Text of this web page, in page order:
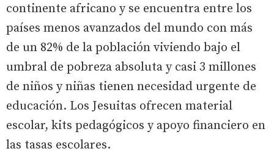
continente africano y se encuentra entre los
países menos avanzados del mundo con más
de un 82% de la población viviendo bajo el
umbral de pobreza absoluta y casi 3 millones
de niños y niñas tienen necesidad urgente de
educación. Los Jesuitas ofrecen material
escolar, kits pedagógicos y apoyo financiero en
las tasas escolares.